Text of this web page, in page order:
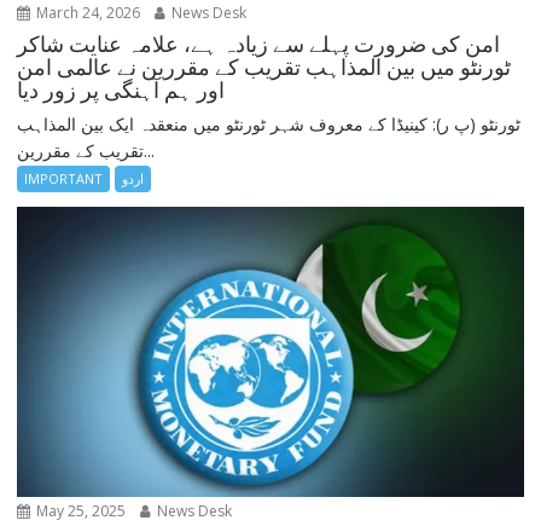
March 24, 2026 News Desk
امن کی ضرورت پہلے سے زیادہ ہے، علامہ عنایت شاکر
ٹورنٹو میں بین المذاہب تقریب کے مقررین نے عالمی امن
اور ہم آہنگی پر زور دیا
ٹورنٹو (پ ر): کینیڈا کے معروف شہر ٹورنٹو میں منعقدہ ایک بین المذاہب
تقریب کے مقررین...
IMPORTANT اردو
May 25, 2025 News Desk